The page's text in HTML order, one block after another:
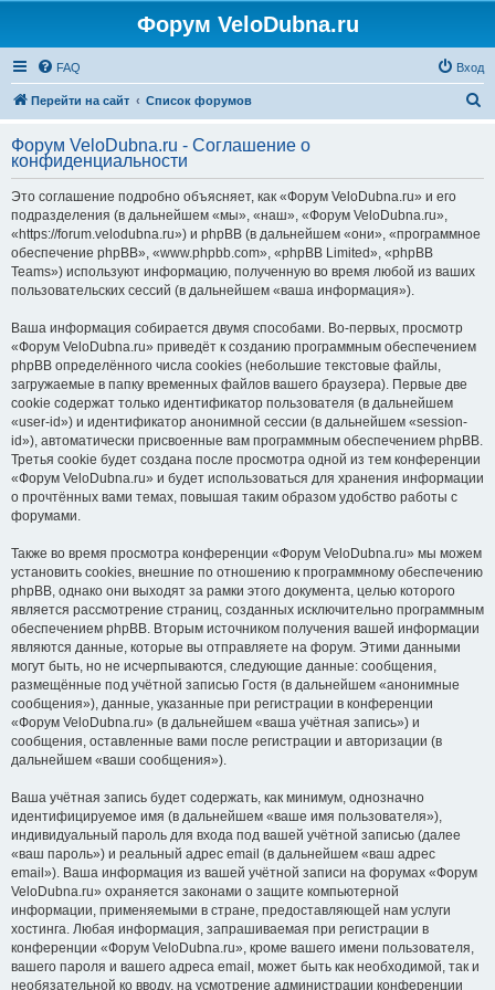
Форум VeloDubna.ru
FAQ Вход
Перейти на сайт Список форумов
с
Форум VeloDubna.ru - Соглашение о
конфиденциальности
Это соглашение подробно объясняет, как «Форум VeloDubna.ru» и его
подразделения (в дальнейшем «мы», «наш», «Форум VeloDubna.ru»,
«https://forum.velodubna.ru») и phpBB (в дальнейшем «они», «программное
обеспечение phpBB», «www.phpbb.com», «phpBB Limited», «phpBB
Teams») используют информацию, полученную во время любой из ваших
пользовательских сессий (в дальнейшем «ваша информация»).
Ваша информация собирается двумя способами. Во-первых, просмотр
«Форум VeloDubna.ru» приведёт к созданию программным обеспечением
phpBB определённого числа cookies (небольшие текстовые файлы,
загружаемые в папку временных файлов вашего браузера). Первые две
cookie содержат только идентификатор пользователя (в дальнейшем
«user-id») и идентификатор анонимной сессии (в дальнейшем «session-
id»), автоматически присвоенные вам программным обеспечением phpBB.
Третья cookie будет создана после просмотра одной из тем конференции
«Форум VeloDubna.ru» и будет использоваться для хранения информации
о прочтённых вами темах, повышая таким образом удобство работы с
форумами.
Также во время просмотра конференции «Форум VeloDubna.ru» мы можем
установить cookies, внешние по отношению к программному обеспечению
phpBB, однако они выходят за рамки этого документа, целью которого
является рассмотрение страниц, созданных исключительно программным
обеспечением phpBB. Вторым источником получения вашей информации
являются данные, которые вы отправляете на форум. Этими данными
могут быть, но не исчерпываются, следующие данные: сообщения,
размещённые под учётной записью Гостя (в дальнейшем «анонимные
сообщения»), данные, указанные при регистрации в конференции
«Форум VeloDubna.ru» (в дальнейшем «ваша учётная запись») и
сообщения, оставленные вами после регистрации и авторизации (в
дальнейшем «ваши сообщения»).
Ваша учётная запись будет содержать, как минимум, однозначно
идентифицируемое имя (в дальнейшем «ваше имя пользователя»),
индивидуальный пароль для входа под вашей учётной записью (далее
«ваш пароль») и реальный адрес email (в дальнейшем «ваш адрес
email»). Ваша информация из вашей учётной записи на форумах «Форум
VeloDubna.ru» охраняется законами о защите компьютерной
информации, применяемыми в стране, предоставляющей нам услуги
хостинга. Любая информация, запрашиваемая при регистрации в
конференции «Форум VeloDubna.ru», кроме вашего имени пользователя,
вашего пароля и вашего адреса email, может быть как необходимой, так и
необязательной ко вводу, на усмотрение администрации конференции